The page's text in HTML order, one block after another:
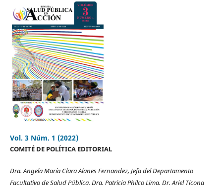
Vol. 3 Núm. 1 (2022)
COMITÉ DE POLÍTICA EDITORIAL
Dra. Angela María Clara Alanes Fernandez, Jefa del Departamento
Facultativo de Salud Pública. Dra. Patricia Philco Lima. Dr. Ariel Ticona